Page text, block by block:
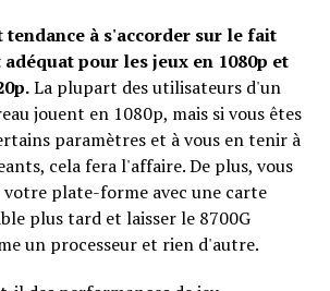
à s'accorder sur le fait
adéquat pour les jeux en 1080p et
La plupart des utilisateurs d'un
jouent en 1080p, mais si vous êtes
paramètres et à vous en tenir à
cela fera l'affaire. De plus, vous
plate-forme avec une carte
plus tard et laisser le 8700G
un processeur et rien d'autre.